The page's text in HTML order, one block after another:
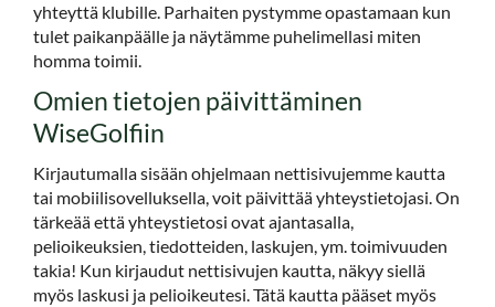
yhteyttä klubille. Parhaiten pystymme opastamaan kun
tulet paikanpäälle ja näytämme puhelimellasi miten
homma toimii.
Omien tietojen päivittäminen
WiseGolfiin
Kirjautumalla sisään ohjelmaan nettisivujemme kautta
tai mobiilisovelluksella, voit päivittää yhteystietojasi. On
tärkeää että yhteystietosi ovat ajantasalla,
pelioikeuksien, tiedotteiden, laskujen, ym. toimivuuden
takia! Kun kirjaudut nettisivujen kautta, näkyy siellä
myös laskusi ja pelioikeutesi. Tätä kautta pääset myös